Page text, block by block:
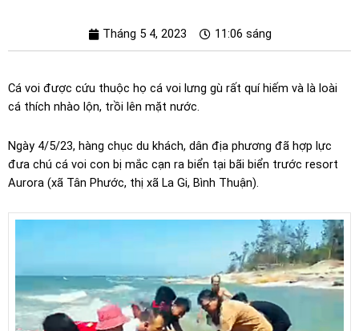
Tháng 5 4, 2023 11:06 sáng
Cá voi được cứu thuộc họ cá voi lưng gù rất quí hiếm và là loài
cá thích nhào lộn, trồi lên mặt nước.
Ngày 4/5/23, hàng chục du khách, dân địa phương đã hợp lực
đưa chú cá voi con bị mắc cạn ra biển tại bãi biển trước resort
Aurora (xã Tân Phước, thị xã La Gi, Bình Thuận).